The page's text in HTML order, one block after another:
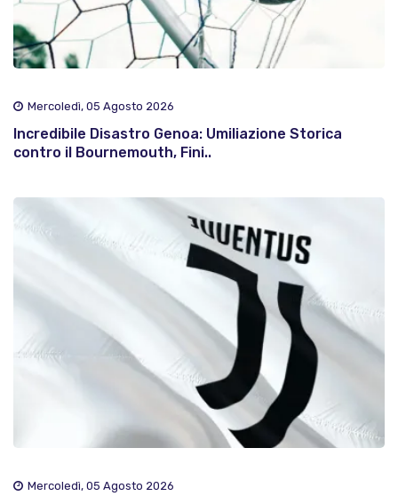
Mercoledì, 05 Agosto 2026
Incredibile Disastro Genoa: Umiliazione Storica
contro il Bournemouth, Fini..
Mercoledì, 05 Agosto 2026